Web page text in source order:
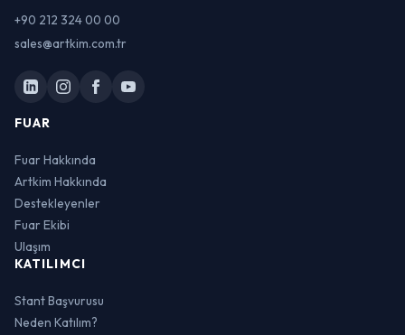
+90 212 324 00 00
sales@artkim.com.tr
FUAR
Fuar Hakkında
Artkim Hakkında
Destekleyenler
Fuar Ekibi
Ulaşım
KATILIMCI
Stant Başvurusu
Neden Katılım?